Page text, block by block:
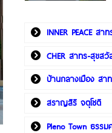
INNER PEACE สา
CHER สาทร-สุขสวั
บ้านกลางเมือง ส
สราญสิริ จตุโชติ
Pleno Town ธรร